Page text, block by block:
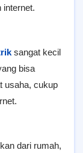
internet.
sangat kecil
bisa
usaha, cukup
dari rumah,